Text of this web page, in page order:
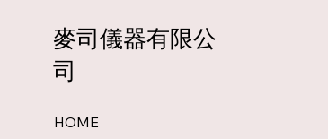
麥司儀器有限公
司
HOME